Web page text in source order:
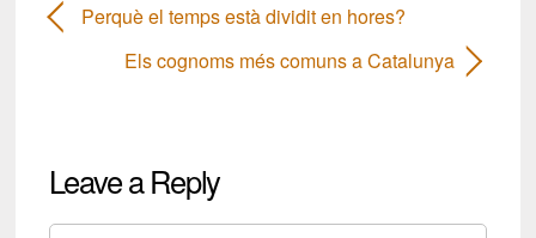
Perquè el temps està dividit en hores?
Els cognoms més comuns a Catalunya
Leave a Reply